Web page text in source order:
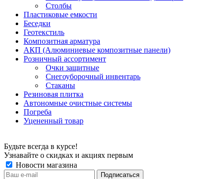
Столбы
Пластиковые емкости
Беседки
Геотекстиль
Композитная арматура
АКП (Алюминиевые композитные панели)
Розничный ассортимент
Очки защитные
Снегоуборочный инвентарь
Стаканы
Резиновая плитка
Автономные очистные системы
Погреба
Уцененный товар
Будьте всегда в курсе!
Узнавайте о скидках и акциях первым
Новости магазина